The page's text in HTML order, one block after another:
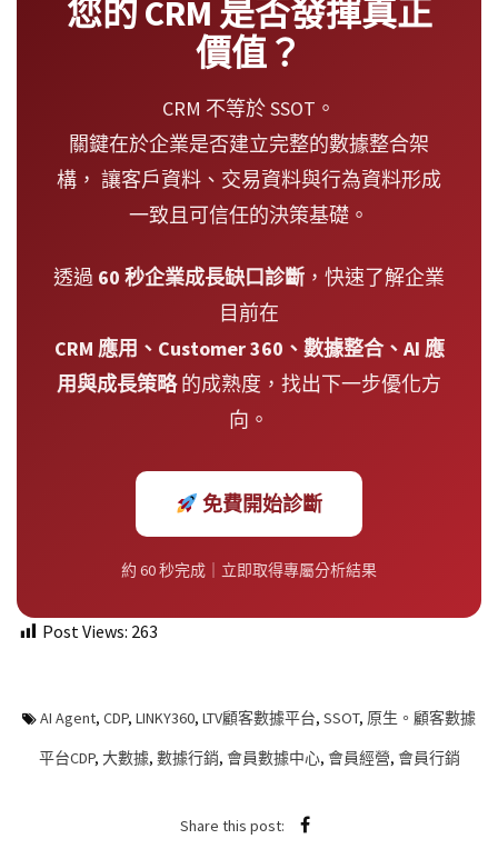
您的 CRM 是否發揮真正
價值？
CRM 不等於 SSOT。
關鍵在於企業是否建立完整的數據整合架
構， 讓客戶資料、交易資料與行為資料形成
一致且可信任的決策基礎。
透過 60 秒企業成長缺口診斷 ，快速了解企業
目前在
CRM 應用、Customer 360、數據整合、AI 應
用與成長策略的成熟度，找出下一步優化方
向。
免費開始診斷
約 60 秒完成｜立即取得專屬分析結果
Post Views: 263
AI Agent, CDP, LINKY360, LTV顧客數據平台, SSOT, 原生。顧客數據
平台CDP, 大數據, 數據行銷, 會員數據中心, 會員經營, 會員行銷
Share this post: